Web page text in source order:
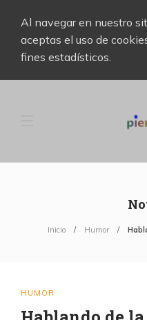
Al navegar en nuestro
aceptas el uso de
fines estadísticos.
Inicio Humor
HUMOR